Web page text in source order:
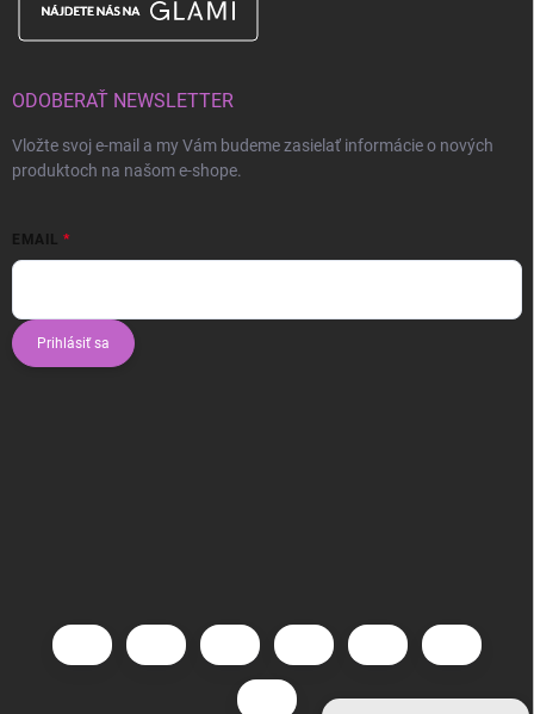
ODOBERAŤ NEWSLETTER
Vložte svoj e-mail a my Vám budeme zasielať informácie o nových
produktoch na našom e-shope.
EMAIL
Prihlásiť sa